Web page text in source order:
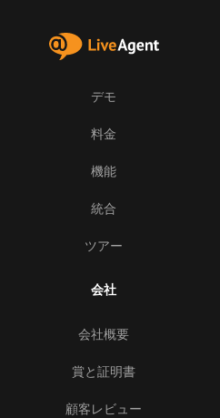
デモ
料金
機能
統合
ツアー
会社
会社概要
賞と証明書
顧客レビュー